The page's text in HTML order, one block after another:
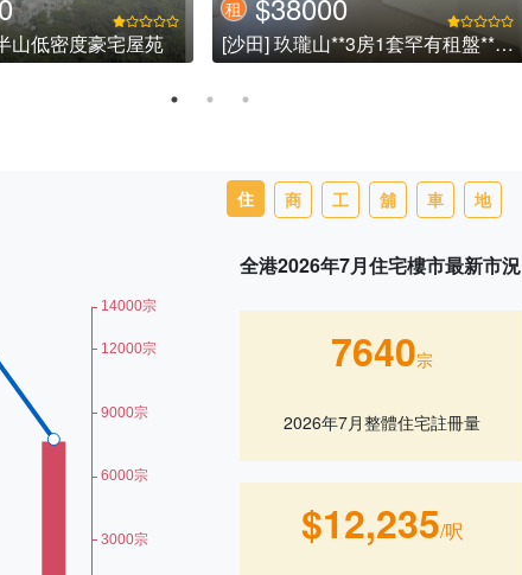
山低密度豪宅屋苑
租
[沙田] 玖瓏山**3房1套罕有租盤**91校網英基首選 (已租)
住 商 工 舖 車 地
全港2026年7月住宅樓市最新市況
7640宗
2026年7月整體住宅註冊量
$12,235/呎